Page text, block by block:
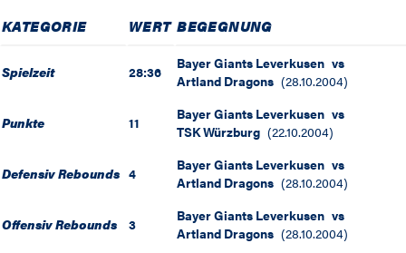
KATEGORIE WERT BEGEGNUNG
Spielzeit 28:36 Bayer Giants Leverkusen vs
Artland Dragons (28.10.2004)
Punkte 11 Bayer Giants Leverkusen vs
TSK Würzburg (22.10.2004)
Defensiv Rebounds 4 Bayer Giants Leverkusen vs
Artland Dragons (28.10.2004)
Offensiv Rebounds 3 Bayer Giants Leverkusen vs
Artland Dragons (28.10.2004)